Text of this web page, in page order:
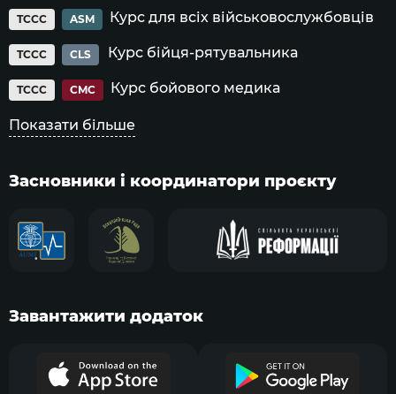
TCCC ASM Курс для всіх військовослужбовців
TCCC CLS Курс бійця-рятувальника
TCCC CMC Курс бойового медика
Показати більше
Засновники і координатори проєкту
Завантажити додаток